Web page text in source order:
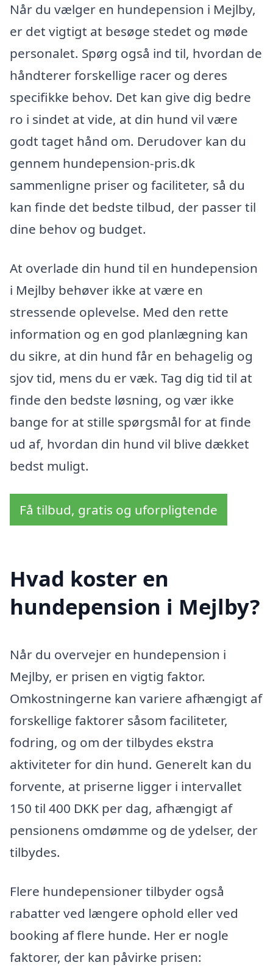
Når du vælger en hundepension i Mejlby,
er det vigtigt at besøge stedet og møde
personalet. Spørg også ind til, hvordan de
håndterer forskellige racer og deres
specifikke behov. Det kan give dig bedre
ro i sindet at vide, at din hund vil være
godt taget hånd om. Derudover kan du
gennem hundepension-pris.dk
sammenligne priser og faciliteter, så du
kan finde det bedste tilbud, der passer til
dine behov og budget.
At overlade din hund til en hundepension
i Mejlby behøver ikke at være en
stressende oplevelse. Med den rette
information og en god planlægning kan
du sikre, at din hund får en behagelig og
sjov tid, mens du er væk. Tag dig tid til at
finde den bedste løsning, og vær ikke
bange for at stille spørgsmål for at finde
ud af, hvordan din hund vil blive dækket
bedst muligt.
Få tilbud, gratis og uforpligtende
Hvad koster en
hundepension i Mejlby?
Når du overvejer en hundepension i
Mejlby, er prisen en vigtig faktor.
Omkostningerne kan variere afhængigt af
forskellige faktorer såsom faciliteter,
fodring, og om der tilbydes ekstra
aktiviteter for din hund. Generelt kan du
forvente, at priserne ligger i intervallet
150 til 400 DKK per dag, afhængigt af
pensionens omdømme og de ydelser, der
tilbydes.
Flere hundepensioner tilbyder også
rabatter ved længere ophold eller ved
booking af flere hunde. Her er nogle
faktorer, der kan påvirke prisen: